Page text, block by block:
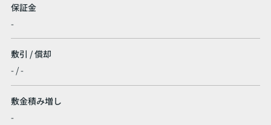
保証金
-
敷引 / 償却
- / -
敷金積み増し
-